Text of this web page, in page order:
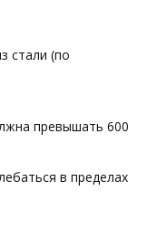
стали (по
превышать 600
в пределах